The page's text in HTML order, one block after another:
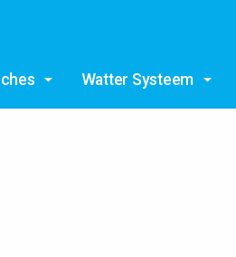
Watter Systeem